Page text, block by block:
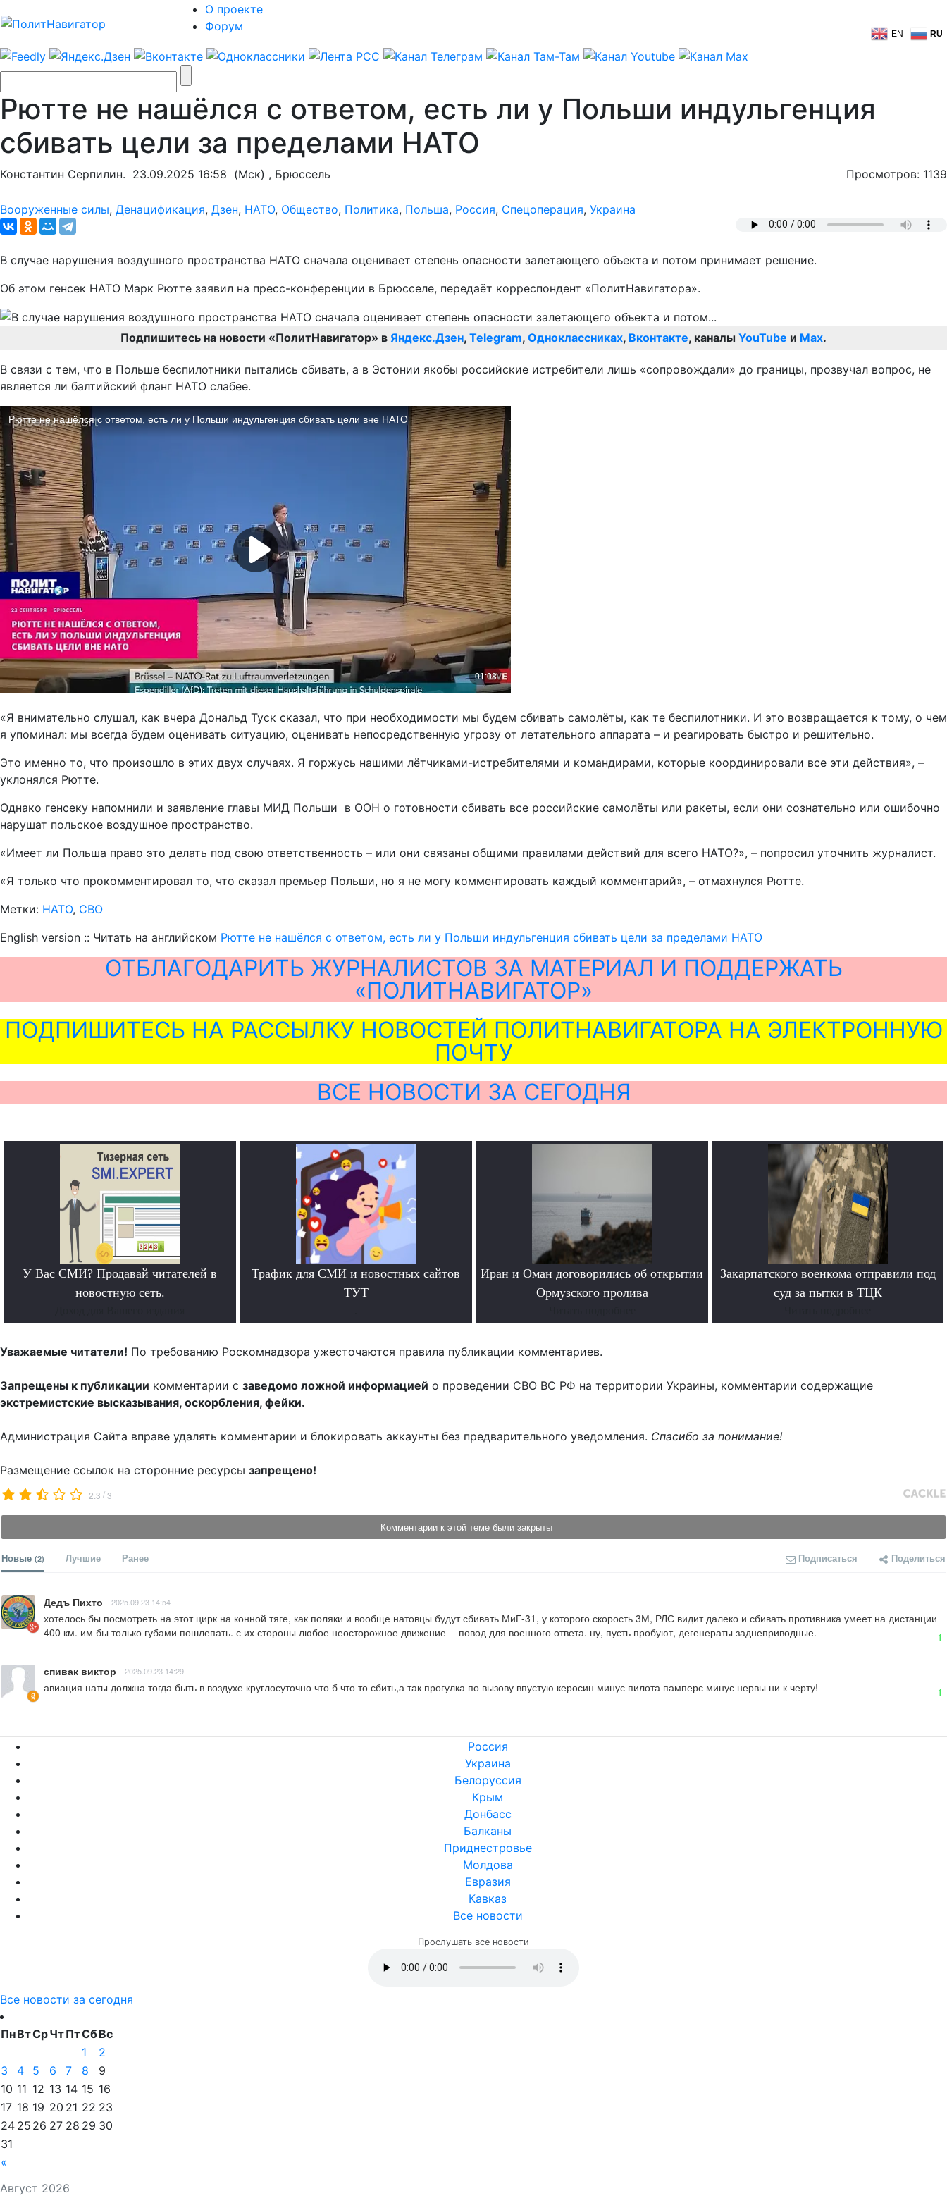
О проекте
Форум
EN RU
Рютте не нашёлся с ответом, есть ли у Польши индульгенция
сбивать цели за пределами НАТО
Константин Серпилин. 23.09.2025 16:58 (Мск) , Брюссель Просмотров: 1139
Вооруженные силы, Денацификация, Дзен, НАТО, Общество, Политика, Польша, Россия, Спецоперация, Украина
В случае нарушения воздушного пространства НАТО сначала оценивает степень опасности залетающего объекта и потом принимает решение.
Об этом генсек НАТО Марк Рютте заявил на пресс-конференции в Брюсселе, передаёт корреспондент «ПолитНавигатора».
Подпишитесь на новости «ПолитНавигатор» в Яндекс.Дзен, Telegram, Одноклассниках, Вконтакте, каналы YouTube и Max.
В связи с тем, что в Польше беспилотники пытались сбивать, а в Эстонии якобы российские истребители лишь «сопровождали» до границы, прозвучал вопрос, не
является ли балтийский фланг НАТО слабее.
«Я внимательно слушал, как вчера Дональд Туск сказал, что при необходимости мы будем сбивать самолёты, как те беспилотники. И это возвращается к тому, о чем
я упоминал: мы всегда будем оценивать ситуацию, оценивать непосредственную угрозу от летательного аппарата – и реагировать быстро и решительно.
Это именно то, что произошло в этих двух случаях. Я горжусь нашими лётчиками-истребителями и командирами, которые координировали все эти действия», –
уклонялся Рютте.
Однако генсеку напомнили и заявление главы МИД Польши в ООН о готовности сбивать все российские самолёты или ракеты, если они сознательно или ошибочно
нарушат польское воздушное пространство.
«Имеет ли Польша право это делать под свою ответственность – или они связаны общими правилами действий для всего НАТО?», – попросил уточнить журналист.
«Я только что прокомментировал то, что сказал премьер Польши, но я не могу комментировать каждый комментарий», – отмахнулся Рютте.
Метки: НАТО, СВО
English version :: Читать на английском Рютте не нашёлся с ответом, есть ли у Польши индульгенция сбивать цели за пределами НАТО
ОТБЛАГОДАРИТЬ ЖУРНАЛИСТОВ ЗА МАТЕРИАЛ И ПОДДЕРЖАТЬ
«ПОЛИТНАВИГАТОР»
ПОДПИШИТЕСЬ НА РАССЫЛКУ НОВОСТЕЙ ПОЛИТНАВИГАТОРА НА ЭЛЕКТРОННУЮ
ПОЧТУ
ВСЕ НОВОСТИ ЗА СЕГОДНЯ
У Вас СМИ? Продавай читателей в
новостную сеть.
Трафик для СМИ и новостных сайтов
ТУТ
Иран и Оман договорились об открытии
Ормузского пролива
Закарпатского военкома отправили под
суд за пытки в ТЦК
Уважаемые читатели! По требованию Роскомнадзора ужесточаются правила публикации комментариев.
Запрещены к публикации комментарии с заведомо ложной информацией о проведении СВО ВС РФ на территории Украины, комментарии содержащие
экстремистские высказывания, оскорбления, фейки.
Администрация Сайта вправе удалять комментарии и блокировать аккаунты без предварительного уведомления. Спасибо за понимание!
Размещение ссылок на сторонние ресурсы запрещено!
2.3 /3
Комментарии к этой теме были закрыты
Новые (2) Лучшие Ранее Подписаться Поделиться
Дедъ Пихто 2025.09.23 14:54
хотелось бы посмотреть на этот цирк на конной тяге, как поляки и вообще натовцы будут сбивать МиГ-31, у которого скорость 3М, РЛС видит далеко и сбивать противника умеет на дистанции
400 км. им бы только губами пошлепать. с их стороны любое неосторожное движение -- повод для военного ответа. ну, пусть пробуют, дегенераты заднеприводные.
1
спивак виктор 2025.09.23 14:29
авиация наты должна тогда быть в воздухе круглосуточно что б что то сбить,а так прогулка по вызову впустую керосин минус пилота памперс минус нервы ни к черту! 1
Россия
Украина
Белоруссия
Крым
Донбасс
Балканы
Приднестровье
Молдова
Евразия
Кавказ
Все новости
Прослушать все новости
Все новости за сегодня
Август 2026
ПнВтСрЧтПтСбВс
«
1
2
3
4 5 6 7 8
9
10 11 12 13 14 15 16
17 18 19 20 21 22 23
24 25 26 27 28 29 30
31